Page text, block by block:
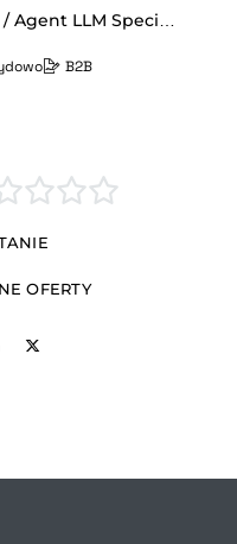
B2B
OFERTY